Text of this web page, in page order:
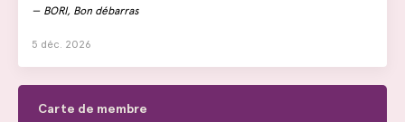
BORI, Bon débarras
5 déc. 2026
Carte de membre